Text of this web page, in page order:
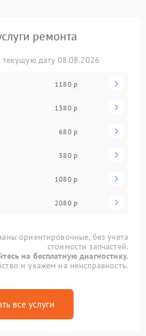
ремонта
дату 08.08.2026
1180 р
1380 р
680 р
380 р
1080 р
2080 р
ориентировочные, без учета
стоимости запчастей.
на бесплатную диагностику.
и укажем на неисправность.
все услуги